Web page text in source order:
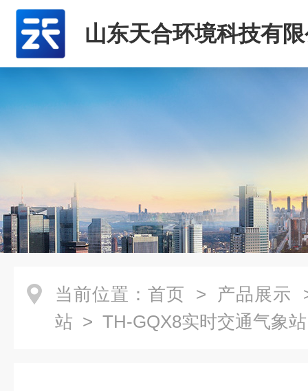
山东天合环境科技有
当前位置： 首页 > 产品展示
站 > TH-GQX8实时交通气象站